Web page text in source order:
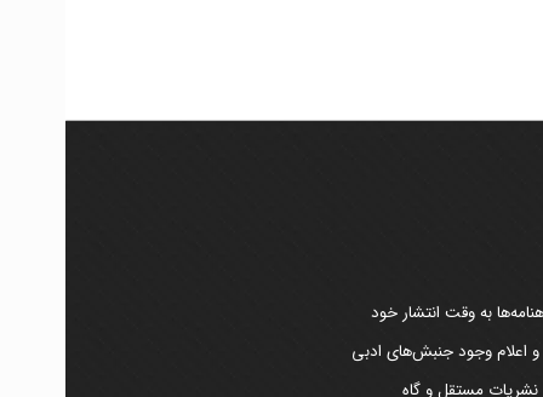
به وقت انتشار خود
و اعلام وجود جنبش‌های ادبی
نشریات مستقل و گاه